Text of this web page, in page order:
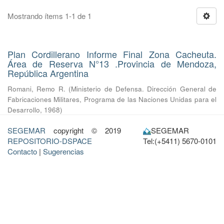
Mostrando ítems 1-1 de 1
Plan Cordillerano Informe Final Zona Cacheuta.
Área de Reserva N°13 .Provincia de Mendoza,
República Argentina
Romani, Remo R. (Ministerio de Defensa. Dirección General de
Fabricaciones Militares, Programa de las Naciones Unidas para el
Desarrollo, 1968)
SEGEMAR copyright © 2019
REPOSITORIO-DSPACE
Contacto | Sugerencias
SEGEMAR
Tel:(+5411) 5670-0101